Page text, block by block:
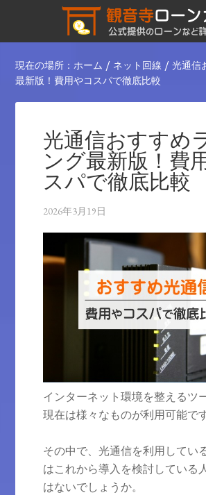
現在の場所：ホーム / ネット回線 / 光通信
最新版！費用やコスパで徹底比較
光通信おすすめ
ング最新版！費
スパで徹底比較
2026年3月19日
インターネット環境を整えるツ
現在は様々なものが利用可能です
その中で、光通信を利用してい
はこれから導入を検討している
はないでしょうか。